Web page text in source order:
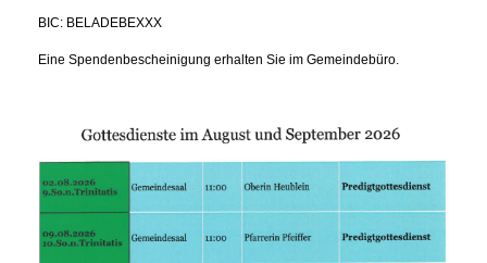
BIC: BELADEBEXXX
Eine Spendenbescheinigung erhalten Sie im Gemeindebüro.